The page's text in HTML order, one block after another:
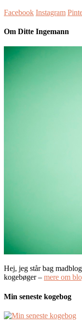
Facebook Instagram
Om Ditte Ingemann
Hej, jeg står bag
kogebøger – mere om
Min seneste kogebog